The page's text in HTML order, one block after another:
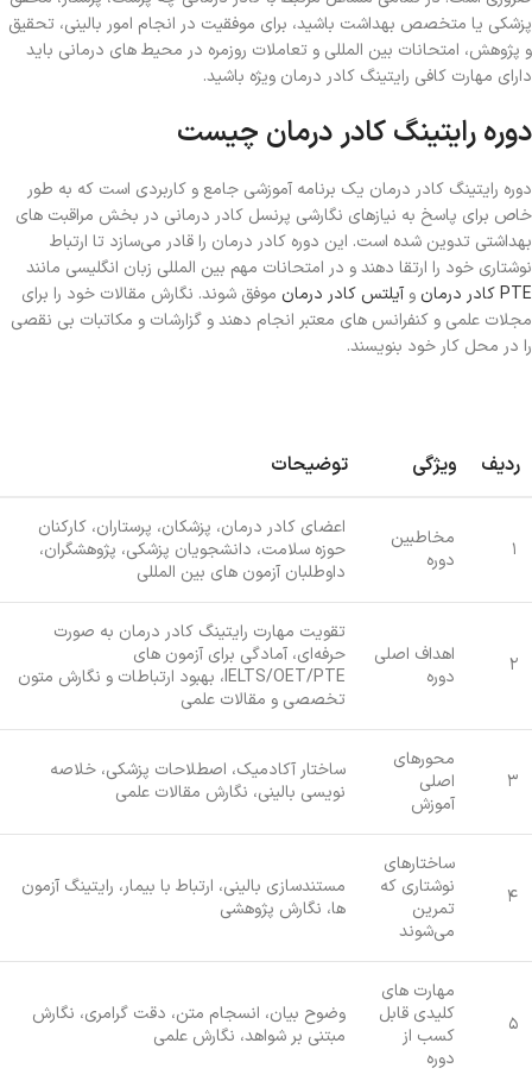
پزشکی یا متخصص بهداشت باشید، برای موفقیت در انجام امور بالینی، تحقیق
و پژوهش، امتحانات بین‌ المللی و تعاملات روزمره در محیط های درمانی باید
دارای مهارت‌ کافی رایتینگ کادر درمان ویژه باشید.
دوره رایتینگ کادر درمان چیست
دوره رایتینگ کادر درمان یک برنامه آموزشی جامع و کاربردی است که به طور
خاص برای پاسخ به نیازهای نگارشی پرنسل کادر درمانی در بخش مراقبت‌ های
بهداشتی تدوین شده است. این دوره کادر درمان را قادر می‌سازد تا ارتباط
نوشتاری خود را ارتقا دهند و در امتحانات مهم بین المللی زبان انگلیسی مانند
PTE کادر درمان
و آیلتس کادر درمان موفق شوند. نگارش مقالات خود را برای
مجلات علمی و کنفرانس های معتبر انجام دهند و گزارشات و مکاتبات بی‌ نقصی
را در محل کار خود بنویسند.
ردیف ویژگی توضیحات
۱
مخاطبین
دوره
اعضای کادر درمان، پزشکان، پرستاران، کارکنان
حوزه سلامت، دانشجویان پزشکی، پژوهشگران،
داوطلبان آزمون‌ های بین‌ المللی
۲
اهداف اصلی
دوره
تقویت مهارت رایتینگ کادر درمان به صورت
حرفه‌ای، آمادگی برای آزمون‌ های
IELTS/OET/PTE، بهبود ارتباطات و نگارش متون
تخصصی و مقالات علمی
۳
محورهای
اصلی
آموزش
ساختار آکادمیک، اصطلاحات پزشکی، خلاصه‌
نویسی بالینی، نگارش مقالات علمی
۴
ساختارهای
نوشتاری که
تمرین
می‌شوند
مستندسازی بالینی، ارتباط با بیمار، رایتینگ آزمون
ها، نگارش پژوهشی
۵
مهارت‌ های
کلیدی قابل
کسب از
دوره
وضوح بیان، انسجام متن، دقت گرامری، نگارش
مبتنی بر شواهد، نگارش علمی